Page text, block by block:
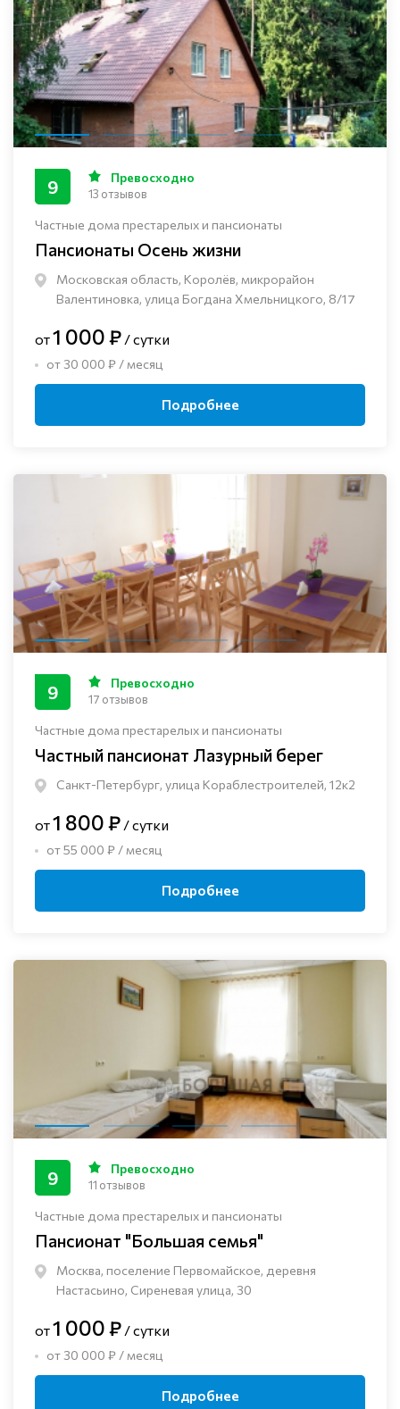
Частные дома престарелых и пансионаты
Пансионаты Осень жизни
Московская область, Королёв, микрорайон
Валентиновка, улица Богдана Хмельницкого, 8/17
9 Превосходно
13 отзывов
от1 000 ₽ / сутки
от 30 000 ₽ / месяц
Подробнее
Частные дома престарелых и пансионаты
Частный пансионат Лазурный берег
Санкт-Петербург, улица Кораблестроителей, 12к2
9 Превосходно
17 отзывов
от1 800 ₽ / сутки
от 55 000 ₽ / месяц
Подробнее
Частные дома престарелых и пансионаты
Пансионат "Большая семья"
Москва, поселение Первомайское, деревня
Настасьино, Сиреневая улица, 30
9 Превосходно
11 отзывов
от1 000 ₽ / сутки
от 30 000 ₽ / месяц
Подробнее